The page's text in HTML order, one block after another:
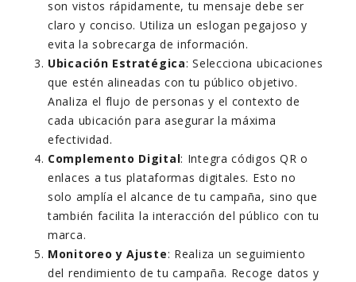
son vistos rápidamente, tu mensaje debe ser
claro y conciso. Utiliza un eslogan pegajoso y
evita la sobrecarga de información.
Ubicación Estratégica: Selecciona ubicaciones
que estén alineadas con tu público objetivo.
Analiza el flujo de personas y el contexto de
cada ubicación para asegurar la máxima
efectividad.
Complemento Digital: Integra códigos QR o
enlaces a tus plataformas digitales. Esto no
solo amplía el alcance de tu campaña, sino que
también facilita la interacción del público con tu
marca.
Monitoreo y Ajuste: Realiza un seguimiento
del rendimiento de tu campaña. Recoge datos y